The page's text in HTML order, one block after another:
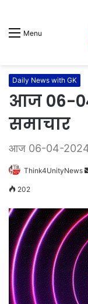
Menu
Daily News with GK
आज 06-
समाचार
आज 06-04-2024
Think4UnityNews
202